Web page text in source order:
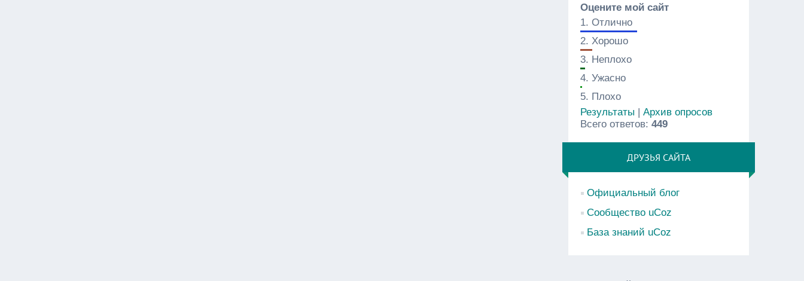
Оцените мой сайт
1.Отлично
2.Хорошо
3. Неплохо
4.Ужасно
5. Плохо
Результаты |Архив опросов
Всего ответов:449
ДРУЗЬЯ САЙТА
Официальный блог
Сообщество uCoz
База знаний uCoz